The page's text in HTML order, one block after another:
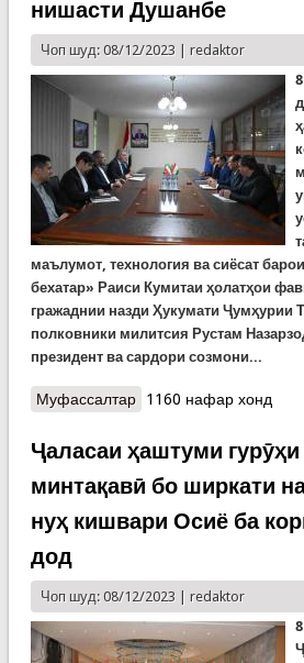
нишасти Душанбе
Чоп шуд: 08/12/2023 | redaktor
маълумот, технология ва сиёсат
бехатар» Раиси Кумитаи ҳолатҳои
гражаднии назди Ҳукумати Ҷумҳурии
полковники милитсия Рустам
президент ва сардори созмони...
Муфассалтаро Мулоқоти генерал
1160 нафар хонд
Ҷаласаи ҳаштуми
минтақавӣ бо ширкати
нуҳ кишвари Осиё ба
дод
Чоп шуд: 08/12/2023 | redaktor